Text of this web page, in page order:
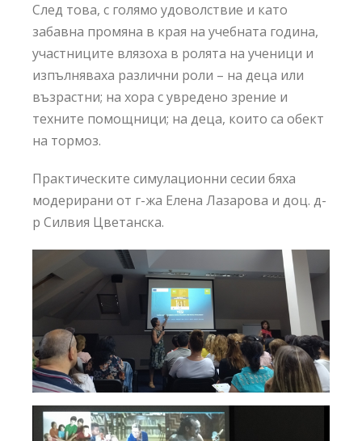
След това, с голямо удоволствие и като
забавна промяна в края на учебната година,
участниците влязоха в ролята на ученици и
изпълняваха различни роли – на деца или
възрастни; на хора с увредено зрение и
техните помощници; на деца, които са обект
на тормоз.
Практическите симулационни сесии бяха
модерирани от г-жа Елена Лазарова и доц. д-
р Силвия Цветанска.